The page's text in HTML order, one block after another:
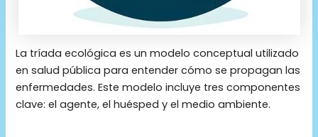
La tríada ecológica es un modelo conceptual utilizado
en salud pública para entender cómo se propagan las
enfermedades. Este modelo incluye tres componentes
clave: el agente, el huésped y el medio ambiente.